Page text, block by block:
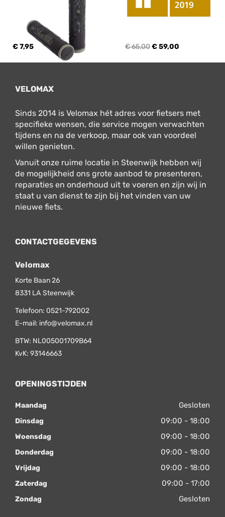
€ 7,95 € 65,00€ 59,00
VELOMAX
Sinds 2014 is Velomax hét adres voor fietsers met
specifieke wensen, die service mogen verwachten
tijdens en na de verkoop, maar ook van voordeel
willen genieten.
Vanuit onze ruime locatie in Steenwijk hebben wij
de mogelijkheid ons grote aanbod te presenteren,
reparaties en onderhoud uit te voeren en zijn wij in
staat u van dienst te zijn bij het vinden van uw
nieuwe fiets.
CONTACTGEGEVENS
Velomax
Korte Baan 26
8331 LA Steenwijk
Telefoon: 0521-792002
E-mail: info@velomax.nl
BTW: NL005001709B64
KvK: 93146663
OPENINGSTIJDEN
Maandag Gesloten
Dinsdag 09:00 - 18:00
Woensdag 09:00 - 18:00
Donderdag 09:00 - 18:00
Vrijdag 09:00 - 18:00
Zaterdag 09:00 - 17:00
Zondag Gesloten